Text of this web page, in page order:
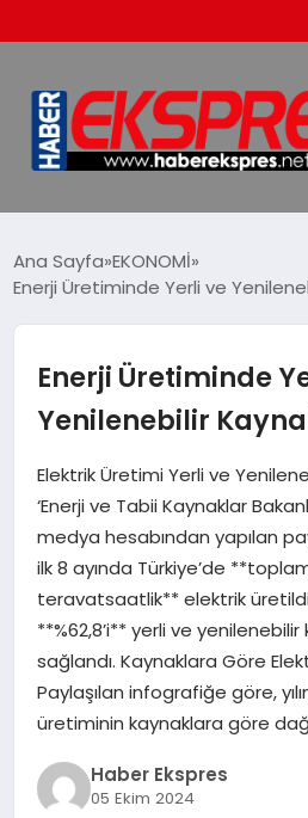
SİYASET
YAŞAM
TEKNOLOJİ
SAĞLIK
Ana Sayfa EKONOMİ
Enerji Üretiminde Yerli ve
Enerji Üretiminde
Yenilenebilir
Elektrik Üretimi Yerli ve
‘Enerji ve Tabii Kaynaklar
medya hesabından yapılan
ilk 8 ayında Türkiye’de
teravatsaatlik** elektrik
**%62,8’i** yerli ve
sağlandı. Kaynaklara Göre
Paylaşılan infografiğe göre,
üretiminin kaynaklara göre
Haber Ekspres
05 Ekim 2024